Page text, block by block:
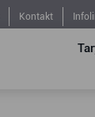
Kontakt